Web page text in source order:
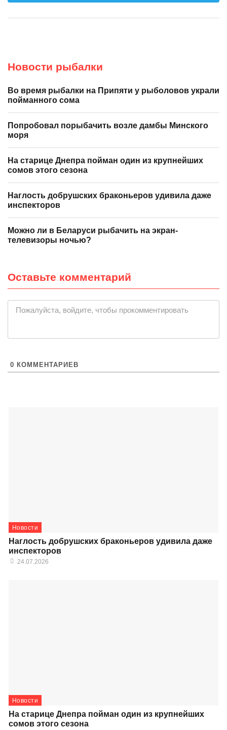
Новости рыбалки
Во время рыбалки на Припяти у рыболовов украли
пойманного сома
Попробовал порыбачить возле дамбы Минского
моря
На старице Днепра пойман один из крупнейших
сомов этого сезона
Наглость добрушских браконьеров удивила даже
инспекторов
Можно ли в Беларуси рыбачить на экран-
телевизоры ночью?
Оставьте комментарий
Пожалуйста, войдите, чтобы прокомментировать
0 КОММЕНТАРИЕВ
Новости
Наглость добрушских браконьеров удивила даже
инспекторов
24.07.2026
Новости
На старице Днепра пойман один из крупнейших
сомов этого сезона